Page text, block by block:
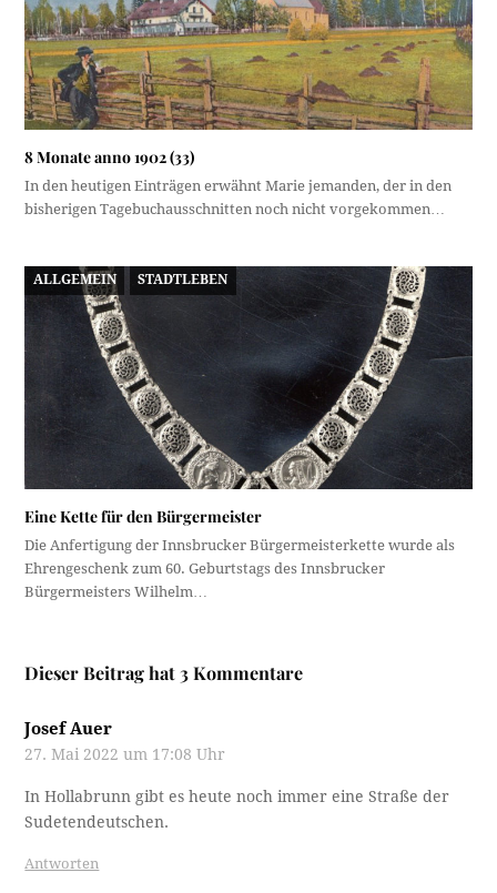
8 Monate anno 1902 (33)
In den heutigen Einträgen erwähnt Marie jemanden, der in den
bisherigen Tagebuchausschnitten noch nicht vorgekommen…
ALLGEMEIN STADTLEBEN
Eine Kette für den Bürgermeister
Die Anfertigung der Innsbrucker Bürgermeisterkette wurde als
Ehrengeschenk zum 60. Geburtstags des Innsbrucker
Bürgermeisters Wilhelm…
Dieser Beitrag hat 3 Kommentare
Josef Auer
27. Mai 2022 um 17:08 Uhr
In Hollabrunn gibt es heute noch immer eine Straße der
Sudetendeutschen.
Antworten